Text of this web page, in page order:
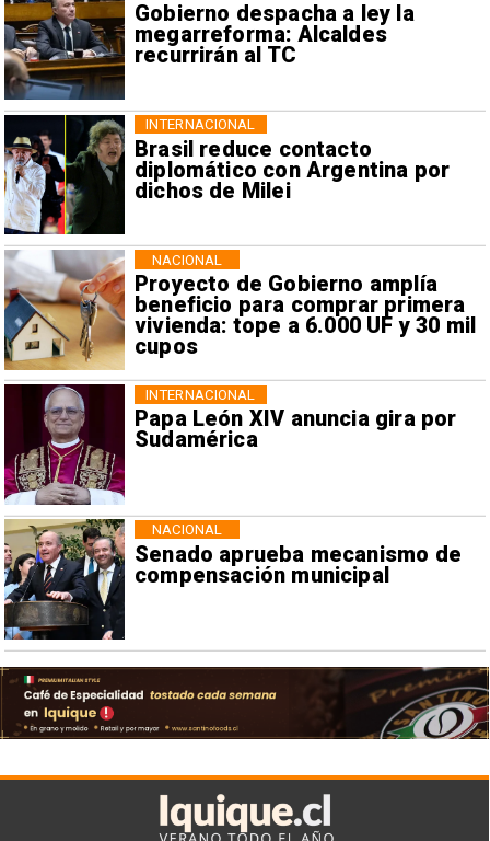
Gobierno despacha a ley la
megarreforma: Alcaldes
recurrirán al TC
Brasil reduce contacto
diplomático con Argentina por
dichos de Milei
INTERNACIONAL
Proyecto de Gobierno amplía
beneficio para comprar primera
vivienda: tope a 6.000 UF y 30 mil
cupos
NACIONAL
Papa León XIV anuncia gira por
Sudamérica
INTERNACIONAL
Senado aprueba mecanismo de
compensación municipal
NACIONAL